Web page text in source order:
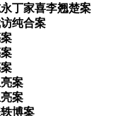
丁家喜李翘楚案
纯合案
案
案
博案